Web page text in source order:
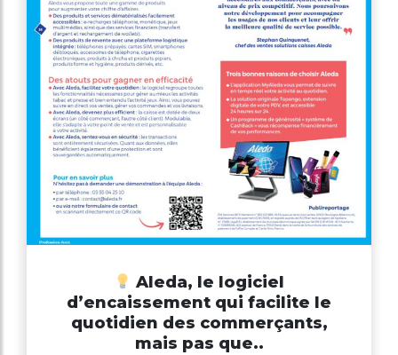
Aleda, le logiciel
d’encaissement qui facilite le
quotidien des commerçants,
mais pas que..